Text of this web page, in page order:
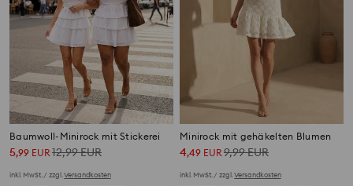
Baumwoll-Minirock mit Stickerei
5,99 EUR 12,99EUR
inkl. MwSt. / zzgl.Versandkosten
Minirock mit gehäkelten Blumen
4,49 EUR 9,99EUR
inkl. MwSt. / zzgl.Versandkosten